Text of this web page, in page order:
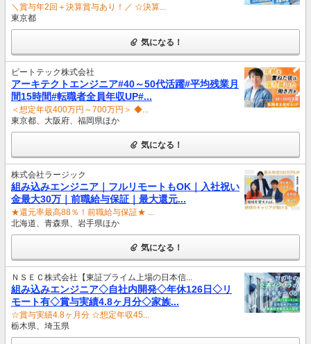
＼賞与年2回＋決算賞与あり！／ ☆決算...
東京都
気になる！
ビートテック株式会社
アーキテクトエンジニア#40～50代活躍#平均残業月
間15時間#転職者全員年収UP#...
＜想定年収400万円～700万円＞ ◆...
東京都、大阪府、福岡県ほか
気になる！
株式会社ラージック
組み込みエンジニア｜フルリモートもOK｜入社祝い
金最大30万｜前職給与保証｜最大還元...
★還元率最高88％！前職給与保証★ ...
北海道、青森県、岩手県ほか
気になる！
ＮＳＥＣ株式会社【東証プライム上場の日本信...
組み込みエンジニア◇自社内開発◇年休126日◇リ
モート有◇賞与実績4.8ヶ月分◇家族...
☆賞与実績4.8ヶ月分 ☆想定年収45...
栃木県、埼玉県